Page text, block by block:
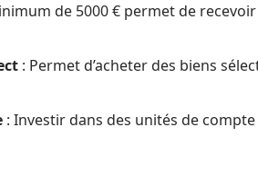
de 5000 € permet de
: Permet d’acheter des biens
: Investir dans des unités de